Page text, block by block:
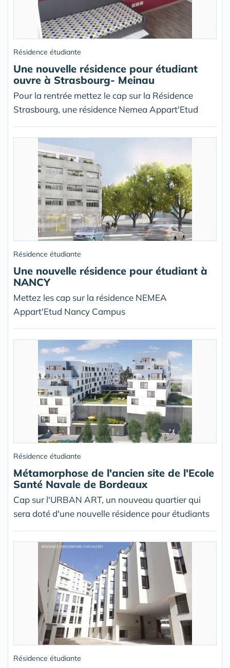
Résidence étudiante
Une nouvelle résidence pour étudiant
ouvre à Strasbourg- Meinau
Pour la rentrée mettez le cap sur la Résidence
Strasbourg, une résidence Nemea Appart'Etud
Résidence étudiante
Une nouvelle résidence pour étudiant à
NANCY
Mettez les cap sur la résidence NEMEA
Appart'Etud Nancy Campus
Résidence étudiante
Métamorphose de l'ancien site de l'Ecole
Santé Navale de Bordeaux
Cap sur l'URBAN ART, un nouveau quartier qui
sera doté d'une nouvelle résidence pour étudiants
Résidence étudiante